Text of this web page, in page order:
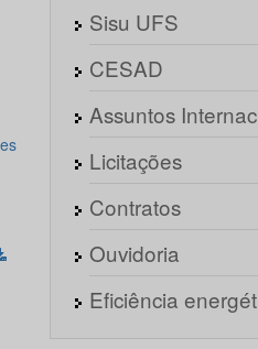
Sisu UFS
CESAD
Assuntos
Licitações
Contratos
Ouvidoria
Eficiência